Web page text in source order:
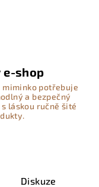
e-shop
miminko potřebuje
a bezpečný
láskou ručně šité
Diskuze